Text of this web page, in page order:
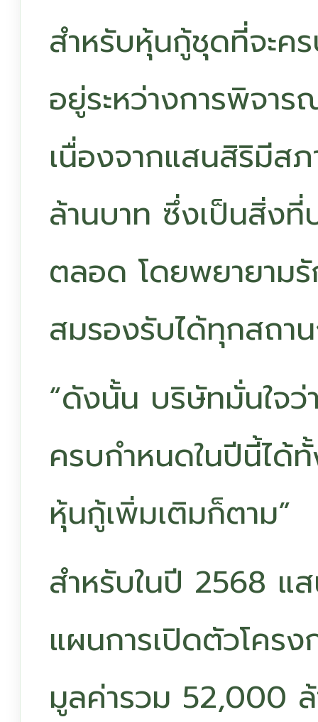
สำหรับหุ้นกู้ชุดที่จะค
อยู่ระหว่างการพิจาร
เนื่องจากแสนสิริมี
ล้านบาท ซึ่งเป็นสิ่ง
ตลอด โดยพยายามรั
สมรองรับได้ทุกสถา
“ดังนั้น บริษัทมั่นใจว่
ครบกำหนดในปีนี้ได้
หุ้นกู้เพิ่มเติมก็ตาม”
สำหรับในปี 2568 แ
แผนการเปิดตัวโครง
มูลค่ารวม 52,000